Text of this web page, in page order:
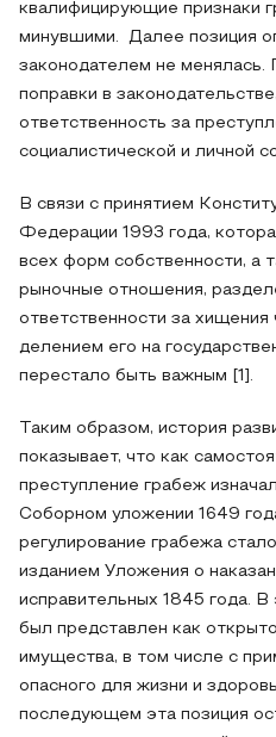
квалифицирующие признаки
минувшими. Далее позиция
законодателем не
поправки в
ответственность за
социалистической и личной
В связи с принятием
Федерации 1993 года,
всех форм собственности, а
рыночные отношения,
ответственности за
делением его на
перестало быть важным [1].
Таким образом, история
показывает, что как
преступление грабеж
Соборном уложении 1649
регулирование грабежа
изданием Уложения о
исправительных 1845 года.
был представлен как
имущества, в том числе с
опасного для жизни и
последующем эта позиция